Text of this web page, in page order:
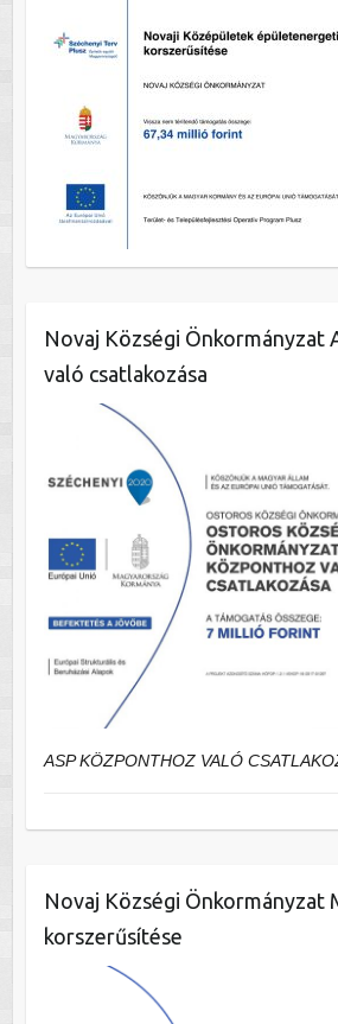
Novaj Községi Önkormányzat
való csatlakozása
ASP KÖZPONTHOZ VALÓ
Novaj Községi Önkormányzat
korszerűsítése